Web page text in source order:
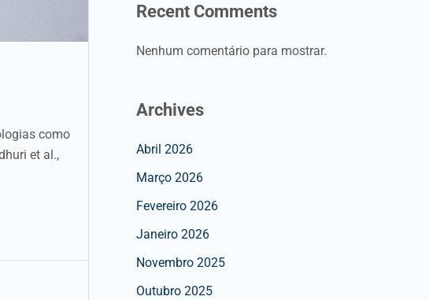
como
et al.,
Recent Comments
Nenhum comentário para mostrar.
Archives
Abril 2026
Março 2026
Fevereiro 2026
Janeiro 2026
Novembro 2025
Outubro 2025